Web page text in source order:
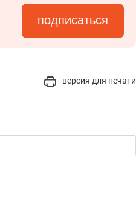
подписаться
версия для печати